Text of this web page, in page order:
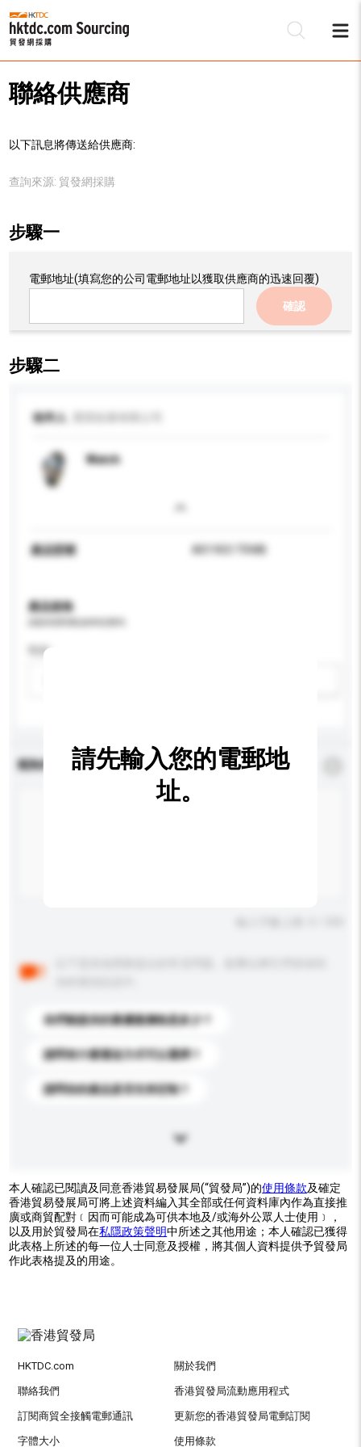
聯絡供應商
以下訊息將傳送給供應商:
查詢來源: 貿發網採購
步驟一
電郵地址(填寫您的公司電郵地址以獲取供應商的迅速回覆)
確認
步驟二
收件人
Watch
產品型號 AR1903 TRWB
產品規格
性别
查詢內容 *必須填寫
你們能提供的最優惠價格是多少？
請問有什麼運送方式可以選擇？
請問你的產品是否支持定制？
請先輸入您的電郵地
址。
本人確認已閱讀及同意香港貿易發展局(“貿發局”)的使用條款及確定
香港貿易發展局可將上述資料編入其全部或任何資料庫內作為直接推
廣或商貿配對﹝因而可能成為可供本地及/或海外公眾人士使用﹞，
以及用於貿發局在私隱政策聲明中所述之其他用途；本人確認已獲得
此表格上所述的每一位人士同意及授權，將其個人資料提供予貿發局
作此表格提及的用途。
HKTDC.com 關於我們
聯絡我們 香港貿發局流動應用程式
訂閱商貿全接觸電郵通訊 更新您的香港貿發局電郵訂閱
字體大小 使用條款